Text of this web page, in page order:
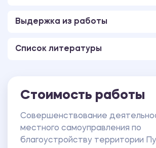
благоустройства территорий
Пушкинского муниципального
Приложение 2. Муниципальная
деятельности города Пушкино на
Приложение 3. Паспорт
«Содержание и развитие жилищно-
хозяйства Пушкинского
2017-2021 годы»
Выдержка из работы
Список литературы
Стоимость работы
Совершенствование
местного самоуправления по
благоустройству территории